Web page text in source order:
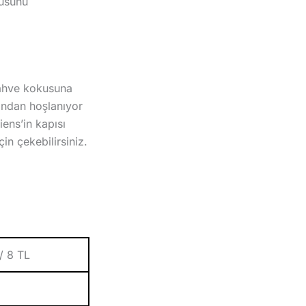
kokusuna
hoşlanıyor
kapısı
çekebilirsiniz.
8 TL